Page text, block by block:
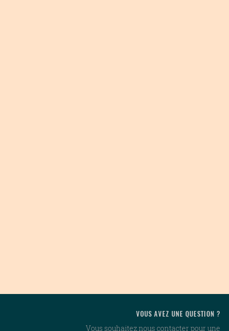
VOUS AVEZ UNE QUESTION ?
Vous souhaitez nous contacter pour une